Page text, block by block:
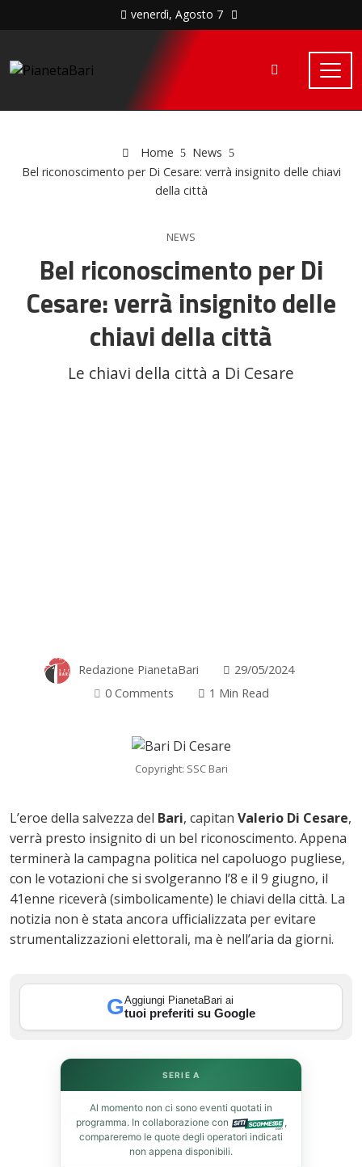
venerdì, Agosto 7
Home
News
Bel riconoscimento per Di Cesare: verrà insignito delle chiavi
della città
NEWS
Bel riconoscimento per Di
Cesare: verrà insignito delle
chiavi della città
Le chiavi della città a Di Cesare
Redazione PianetaBari
29/05/2024
0 Comments
1 Min Read
Copyright: SSC Bari
L’eroe della salvezza del Bari, capitan Valerio Di Cesare,
verrà presto insignito di un bel riconoscimento. Appena
terminerà la campagna politica nel capoluogo pugliese,
con le votazioni che si svolgeranno l’8 e il 9 giugno, il
41enne riceverà (simbolicamente) le chiavi della città. La
notizia non è stata ancora ufficializzata per evitare
strumentalizzazioni elettorali, ma è nell’aria da giorni.
GAggiungi PianetaBari ai
tuoi preferiti su Google
SERIE A
Al momento non ci sono eventi quotati in
programma. In collaborazione con
,
compareremo le quote degli operatori indicati
non appena disponibili.